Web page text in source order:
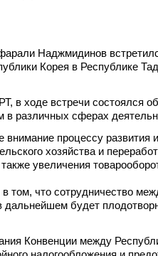
Наджмидинов
Корея в Республике
в ходе встречи состоялся
в различных сферах
внимание процессу развития
хозяйства и
увеличения
том, что сотрудничество
будет
Конвенции между